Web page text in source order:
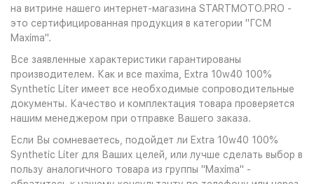
на витрине нашего интернет-магазина STARTMOTO.PRO -
это сертифицированная продукция в категории "ГСМ
Maxima".
Все заявленные характеристики гарантированы
производителем. Как и все maxima, Extra 10w40 100%
Synthetic Liter имеет все необходимые сопроводительные
документы. Качество и комплектация товара проверяется
нашим менеджером при отправке Вашего заказа.
Если Вы сомневаетесь, подойдет ли Extra 10w40 100%
Synthetic Liter для Ваших целей, или лучше сделать выбор в
пользу аналогичного товара из группы "Maxima" -